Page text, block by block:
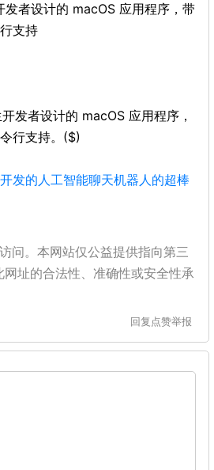
者设计的 macOS 应用程序，带
支持
发者设计的 macOS 应用程序，
行支持。($)
发的人工智能聊天机器人的超棒
问。本网站仅公益提供指向第三
址的合法性、准确性或安全性承
回复 点赞举报